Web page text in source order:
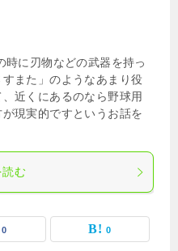
に刃物などの武器を持っ
また」のようなあまり役
近くにあるのなら野球用
現実的ですというお話を
読む
0 0